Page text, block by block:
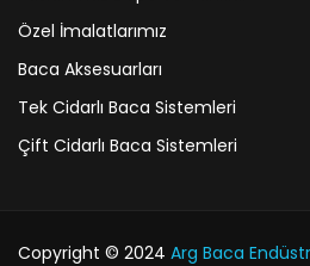
Özel İmalatlarımız
Baca Aksesuarları
Tek Cidarlı Baca Sistemleri
Çift Cidarlı Baca Sistemleri
Copyright © 2024 Arg Baca